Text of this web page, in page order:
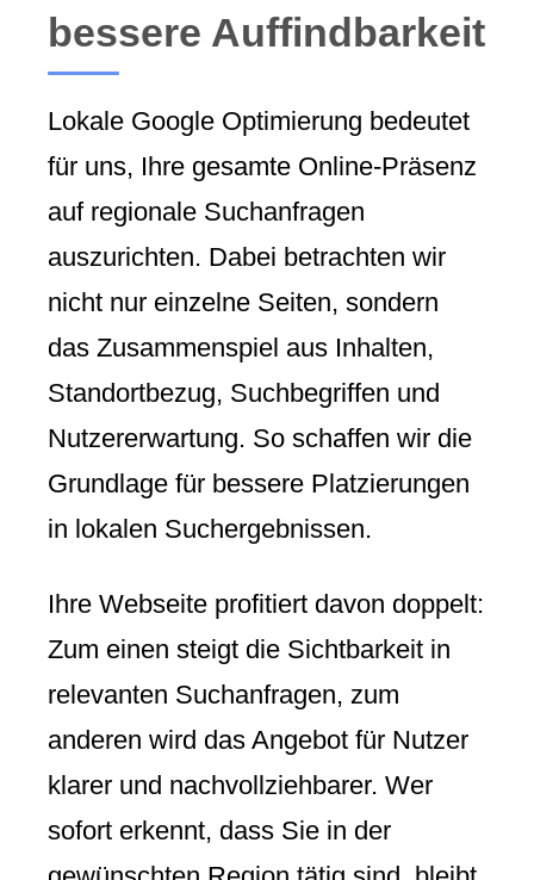
bessere Auffindbarkeit
Lokale Google Optimierung bedeutet
für uns, Ihre gesamte Online-Präsenz
auf regionale Suchanfragen
auszurichten. Dabei betrachten wir
nicht nur einzelne Seiten, sondern
das Zusammenspiel aus Inhalten,
Standortbezug, Suchbegriffen und
Nutzererwartung. So schaffen wir die
Grundlage für bessere Platzierungen
in lokalen Suchergebnissen.
Ihre Webseite profitiert davon doppelt:
Zum einen steigt die Sichtbarkeit in
relevanten Suchanfragen, zum
anderen wird das Angebot für Nutzer
klarer und nachvollziehbarer. Wer
sofort erkennt, dass Sie in der